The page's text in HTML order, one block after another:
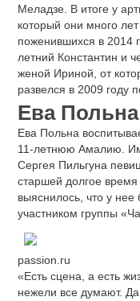
Меладзе. В итоге у
который они много
поженившихся в 2014
летний Константин и
женой Ириной, от
развелся в 2009 году
Ева Польна
Ева Польна
11-летнюю Амалию.
Сергея Пильгуна
старшей долгое
выяснилось, что у
участником группы
passion.ru
«Есть сцена, а есть
нежели все думают.